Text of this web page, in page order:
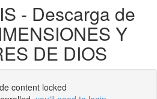
- Descarga de
Y
DE DIOS
content locked